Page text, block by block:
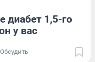
диабет 1,5-го
у вас
Обсудить